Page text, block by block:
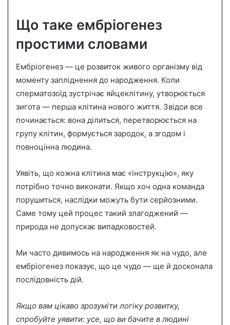
Що таке ембріогенез
простими словами
Ембріогенез — це розвиток живого організму від
моменту запліднення до народження. Коли
сперматозоїд зустрічає яйцеклітину, утворюється
зигота — перша клітина нового життя. Звідси все
починається: вона ділиться, перетворюється на
групу клітин, формується зародок, а згодом і
повноцінна людина.
Уявіть, що кожна клітина має «інструкцію», яку
потрібно точно виконати. Якщо хоч одна команда
порушиться, наслідки можуть бути серйозними.
Саме тому цей процес такий злагоджений —
природа не допускає випадковостей.
Ми часто дивимось на народження як на чудо, але
ембріогенез показує, що це чудо — ще й досконала
послідовність дій.
Якщо вам цікаво зрозуміти логіку розвитку,
спробуйте уявити: усе, що ви бачите в людині